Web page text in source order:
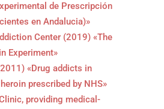
de Prescripción
en Andalucia)»
Center (2019) «The
Experiment»
«Drug addicts in
prescribed by NHS»
providing medical-